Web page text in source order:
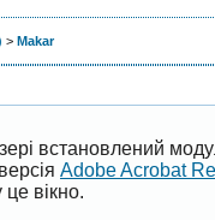
> Makar
встановлений
Adobe Acrobat
вікно.